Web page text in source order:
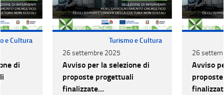
e Cultura
di
Turismo e Cultura
26 settembre 2025
Avviso per la selezione di
proposte progettuali
finalizzate
26
Avviso